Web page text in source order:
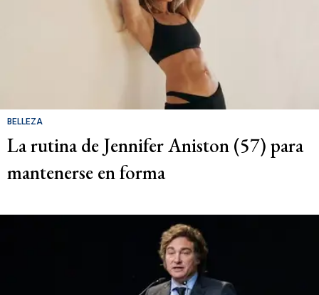
BELLEZA
La rutina de Jennifer Aniston (57) para
mantenerse en forma